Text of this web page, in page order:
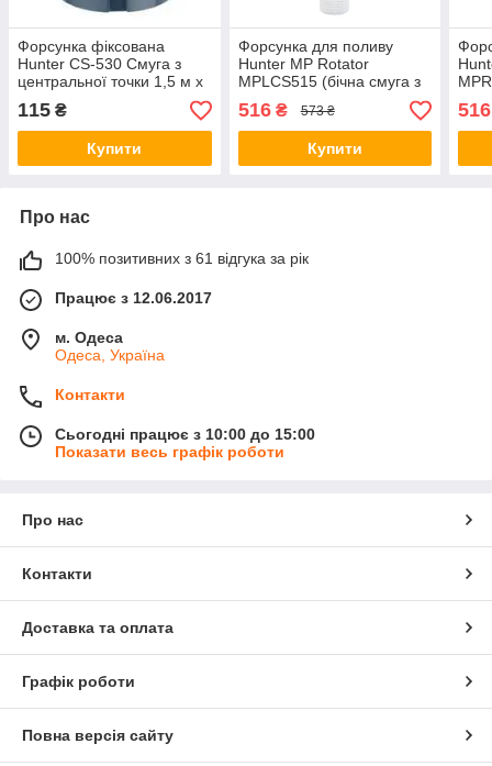
Форсунка фіксована
Hunter CS-530 Смуга з
центральної точки 1,5 м x
9,0 м
115 ₴
Купити
Форсунка для поливу
Hunter MP Rotator
MPLCS515 (бічна смуга з
лівої сторони 1,5-4,6 м)
516₴ 573 ₴
Купити
516
Про нас
100% позитивних з 61 відгука за рік
Працює з 12.06.2017
м. Одеса
Одеса, Україна
Контакти
Сьогодні працює з 10:00 до 15:00
Показати весь графік роботи
Про нас
Контакти
Доставка та оплата
Графік роботи
Повна версія сайту